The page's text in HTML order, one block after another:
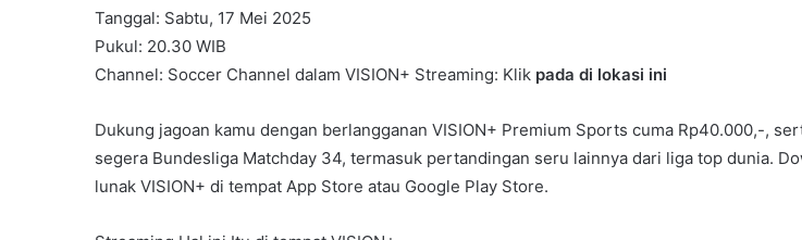
Tanggal: Sabtu, 17 Mei 2025
Pukul: 20.30 WIB
Channel: Soccer Channel dalam VISION+ Streaming: Klik pada di lokasi ini
Dukung jagoan kamu dengan berlangganan VISION+ Premium Sports cuma Rp40.000,-,
segera Bundesliga Matchday 34, termasuk pertandingan seru lainnya dari liga top dunia.
lunak VISION+ di tempat App Store atau Google Play Store.